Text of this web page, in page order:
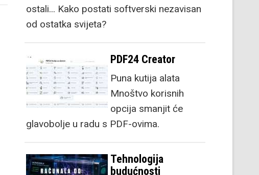
ostali... Kako postati softverski nezavisan
od ostatka svijeta?
PDF24 Creator
Puna kutija alata
Mnoštvo korisnih
opcija smanjit će
glavobolje u radu s PDF-ovima.
Tehnologija
budućnosti